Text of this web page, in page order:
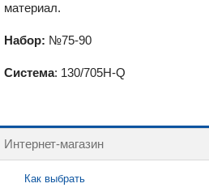
материал.
Набор: №75-90
Система: 130/705H-Q
Интернет-магазин
Как выбрать